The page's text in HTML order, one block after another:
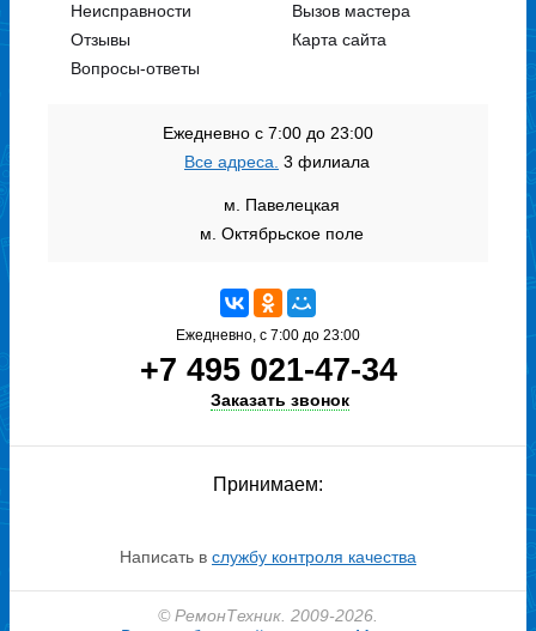
Неисправности
Отзывы
Вопросы-ответы
Вызов мастера
Карта сайта
Ежедневно с 7:00 до 23:00
Все адреса. 3 филиала
м. Павелецкая
м. Октябрьское поле
Ежедневно, с 7:00 до 23:00
+7 495 021-47-34
Заказать звонок
Принимаем:
Написать в службу контроля качества
© РемонТехник. 2009-2026.